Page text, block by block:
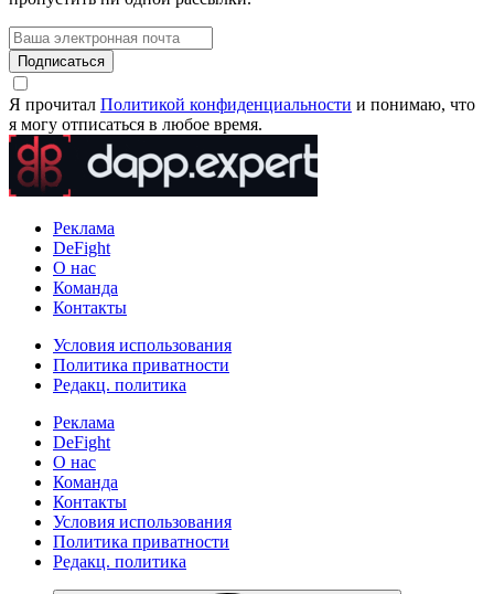
Подписаться
Я прочитал Политикой конфиденциальности и понимаю, что
я могу отписаться в любое время.
Реклама
DeFight
О нас
Команда
Контакты
Условия использования
Политика приватности
Редакц. политика
Реклама
DeFight
О нас
Команда
Контакты
Условия использования
Политика приватности
Редакц. политика